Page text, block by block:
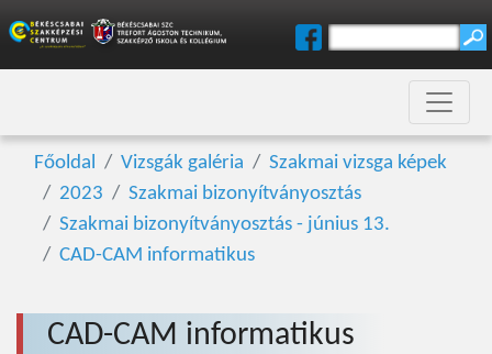
Főoldal Vizsgák galéria
Szakmai vizsga képek
2023
Szakmai bizonyítványosztás
Szakmai bizonyítványosztás - június 13.
CAD-CAM informatikus
CAD-CAM informatikus